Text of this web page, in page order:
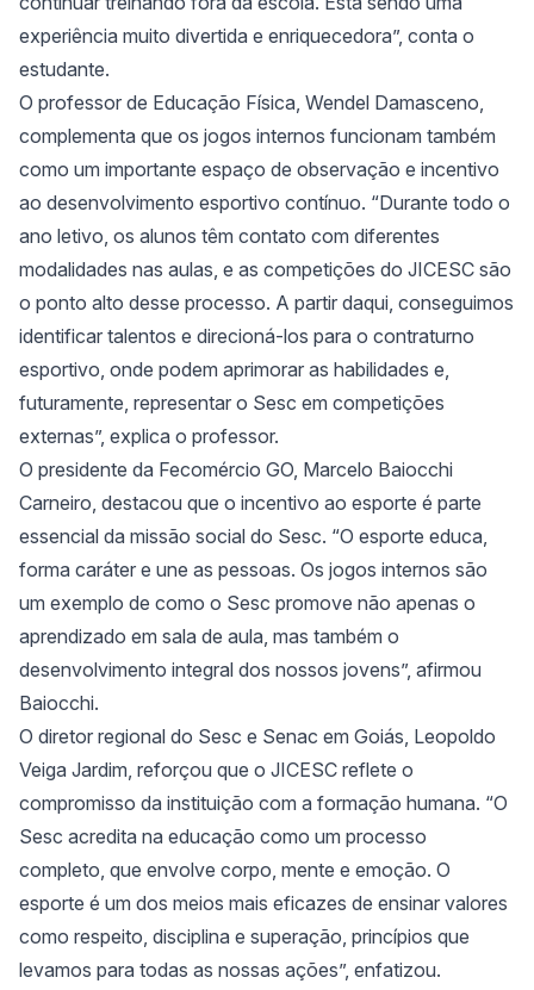
experiência muito divertida e enriquecedora”, conta o
estudante.
O professor de Educação Física, Wendel Damasceno,
complementa que os jogos internos funcionam também
como um importante espaço de observação e incentivo
ao desenvolvimento esportivo contínuo. “Durante todo o
ano letivo, os alunos têm contato com diferentes
modalidades nas aulas, e as competições do JICESC são
o ponto alto desse processo. A partir daqui, conseguimos
identificar talentos e direcioná-los para o contraturno
esportivo, onde podem aprimorar as habilidades e,
futuramente, representar o Sesc em competições
externas”, explica o professor.
O presidente da Fecomércio GO, Marcelo Baiocchi
Carneiro, destacou que o incentivo ao esporte é parte
essencial da missão social do Sesc. “O esporte educa,
forma caráter e une as pessoas. Os jogos internos são
um exemplo de como o Sesc promove não apenas o
aprendizado em sala de aula, mas também o
desenvolvimento integral dos nossos jovens”, afirmou
Baiocchi.
O diretor regional do Sesc e Senac em Goiás, Leopoldo
Veiga Jardim, reforçou que o JICESC reflete o
compromisso da instituição com a formação humana. “O
Sesc acredita na educação como um processo
completo, que envolve corpo, mente e emoção. O
esporte é um dos meios mais eficazes de ensinar valores
como respeito, disciplina e superação, princípios que
levamos para todas as nossas ações”, enfatizou.